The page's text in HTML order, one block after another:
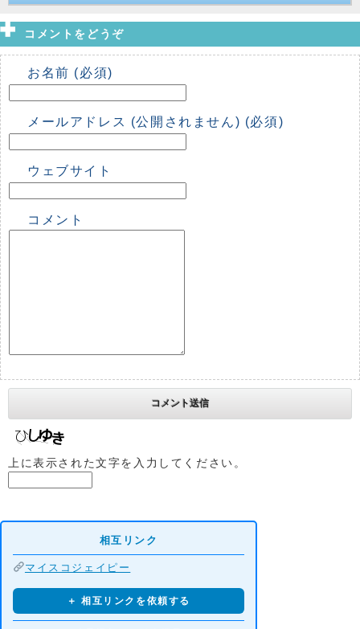
コメントをどうぞ
お名前 (必須)
メールアドレス (公開されません) (必須)
ウェブサイト
コメント
上に表示された文字を入力してください。
相互リンク
マイスコジェイピー
＋ 相互リンクを依頼する